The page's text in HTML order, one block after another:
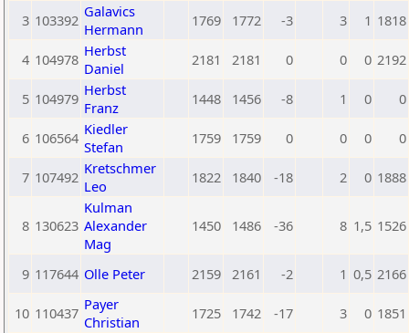
3 103392 Galavics
Hermann
1769 1772 -3 3 1 1818
4 104978 Herbst
Daniel
2181 2181 0 0 0 2192
5 104979 Herbst
Franz
1448 1456 -8 1 0 0
6 106564 Kiedler
Stefan
1759 1759 0 0 0 0
7 107492 Kretschmer
Leo
1822 1840 -18 2 0 1888
8 130623
Kulman
Alexander
Mag
1450 1486 -36 8 1,5 1526
9 117644 Olle Peter 2159 2161 -2 1 0,5 2166
10 110437 Payer
Christian
1725 1742 -17 3 0 1851